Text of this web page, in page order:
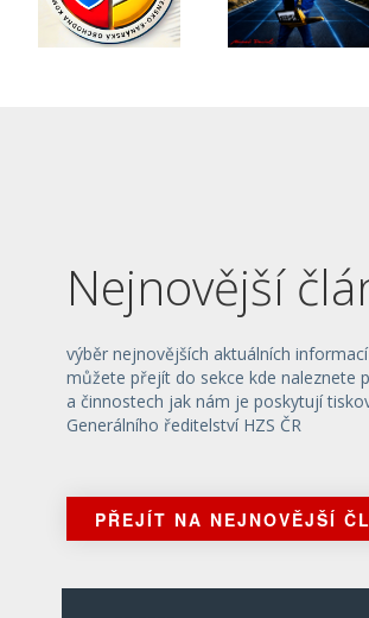
Nejnovější
výběr nejnovějších aktuálních
můžete přejít do sekce kde naleznete
a činnostech jak nám je poskytují
Generálního ředitelství HZS ČR
PŘEJÍT NA NEJNOVĚJŠÍ